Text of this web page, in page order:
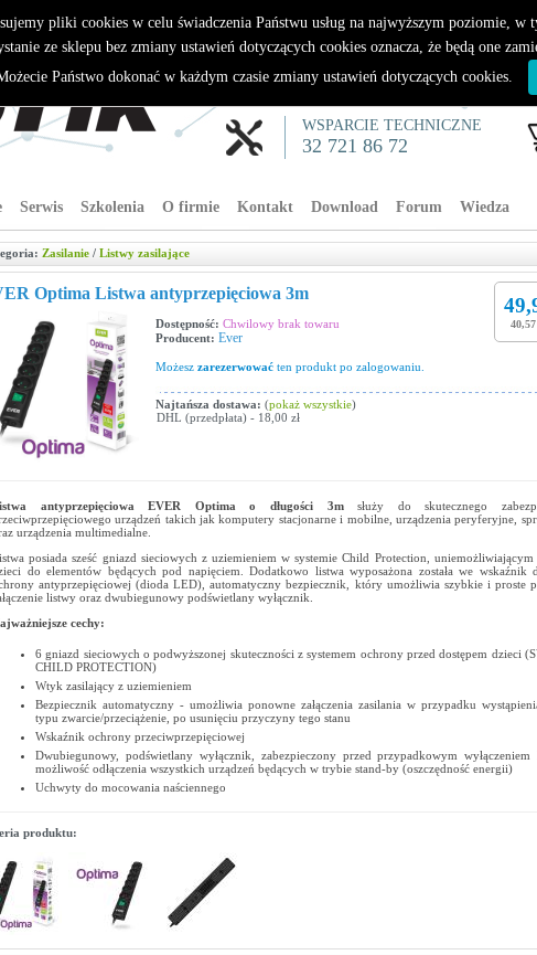
WSPARCIE TECHNICZNE
32 721 86 72
Serwis Szkolenia O firmie Kontakt Download Forum Wiedza
Zasilanie / Listwy zasilające
Optima Listwa antyprzepięciowa 3m
Dostępność: Chwilowy brak towaru
Producent: Ever
Możesz zarezerwować ten produkt po zalogowaniu.
Najtańsza dostawa: (pokaż wszystkie)
DHL (przedpłata) - 18,00 zł
antyprzepięciowa EVER Optima o długości 3msłuży do skutecznego
urządzeń takich jak komputery stacjonarne i mobilne, urządzenia peryferyjne,
urządzenia multimedialne.
posiada sześć gniazd sieciowych z uziemieniem w systemie Child Protection, uniemożliwiającym
do elementów będących pod napięciem. Dodatkowo listwa wyposażona została we wskaźnik
antyprzepięciowej (dioda LED), automatyczny bezpiecznik, który umożliwia szybkie i proste
listwy oraz dwubiegunowy podświetlany wyłącznik.
cechy:
6 gniazd sieciowych o podwyższonej skuteczności z systemem ochrony przed dostępem dzieci
CHILD PROTECTION)
Wtyk zasilający z uziemieniem
Bezpiecznik automatyczny - umożliwia ponowne załączenia zasilania w przypadku
typu zwarcie/przeciążenie, po usunięciu przyczyny tego stanu
Wskaźnik ochrony przeciwprzepięciowej
Dwubiegunowy, podświetlany wyłącznik, zabezpieczony przed przypadkowym
możliwość odłączenia wszystkich urządzeń będących w trybie stand-by (oszczędność energii)
Uchwyty do mocowania naściennego
produktu:
pliki cookies w celu świadczenia Państwu usług na najwyższym poziomie, w
ze sklepu bez zmiany ustawień dotyczących cookies oznacza, że będą one
Państwo dokonać w każdym czasie zmiany ustawień dotyczących cookies.